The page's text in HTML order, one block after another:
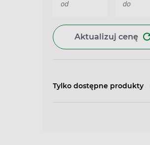
Aktualizuj cenę
Tylko dostępne produkty